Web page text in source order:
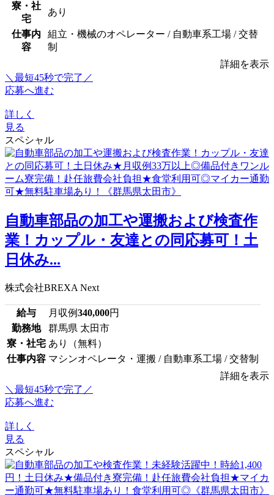
寮・社
宅
あり
仕事内
容
組立・機械のオペレーター / 自動車系工場 / 交替
制
詳細を表示
＼最短45秒で完了／
応募へ進む
詳しく
見る
スペシャル
自動車部品の加工や運搬および検査作
業！カップル・友達との同応募可！土
日休み...
株式会社BREXA Next
給与 月収例340,000円
勤務地
群馬県 太田市
寮・社宅 あり（無料）
仕事内容 マシンオペレータ・運搬 / 自動車系工場 / 交替制
詳細を表示
＼最短45秒で完了／
応募へ進む
詳しく
見る
スペシャル